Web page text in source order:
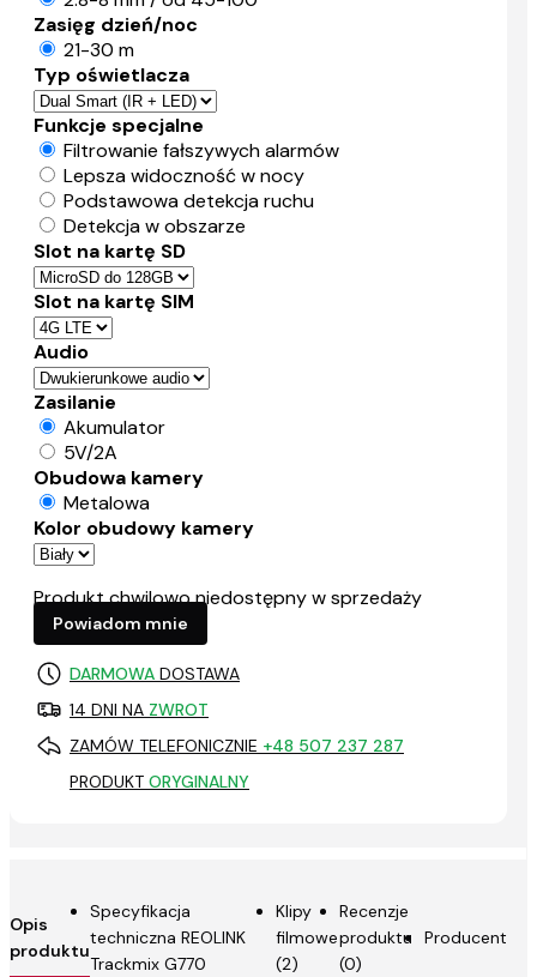
Zasięg dzień/noc
21-30 m
Typ oświetlacza
Funkcje specjalne
Filtrowanie fałszywych alarmów
Lepsza widoczność w nocy
Podstawowa detekcja ruchu
Detekcja w obszarze
Slot na kartę SD
Slot na kartę SIM
Audio
Zasilanie
Akumulator
5V/2A
Obudowa kamery
Metalowa
Kolor obudowy kamery
Produkt chwilowo niedostępny w sprzedaży
Powiadom mnie
DARMOWA DOSTAWA
14 DNI NA ZWROT
ZAMÓW TELEFONICZNIE +48 507 237 287
PRODUKT ORYGINALNY
Opis
produktu
Specyfikacja
techniczna REOLINK
Trackmix G770
Producent
Klipy
filmowe
(2)
Recenzje
produktu
(0)